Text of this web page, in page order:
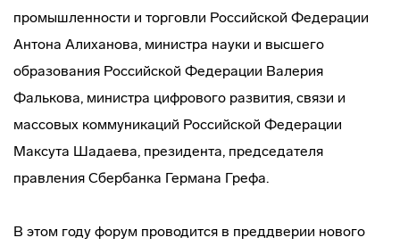
промышленности и торговли Российской Федерации
Антона Алиханова, министра науки и высшего
образования Российской Федерации Валерия
Фалькова, министра цифрового развития, связи и
массовых коммуникаций Российской Федерации
Максута Шадаева, президента, председателя
правления Сбербанка Германа Грефа.
В этом году форум проводится в преддверии нового